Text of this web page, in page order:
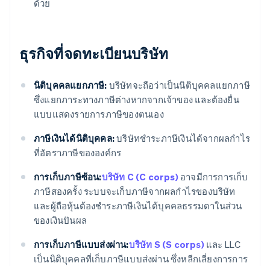
ด้วย
ธุรกิจที่จดทะเบียนบริษัท
นิติบุคคลแยกภาษี: บริษัทจะถือว่าเป็นนิติบุคคลแยกภาษี
ซึ่งแยกภาระทางภาษีต่างหากจากเจ้าของ และต้องยื่น
แบบแสดงรายการภาษีของตนเอง
ภาษีเงินได้นิติบุคคล:บริษัทชำระภาษีเงินได้จากผลกําไร
ที่อัตราภาษีขององค์กร
การเก็บภาษีซ้อน:บริษัท C (C corps)อาจมีการการเก็บ
ภาษีสองครั้ง ระบบจะเก็บภาษีจากผลกําไรของบริษัท
และผู้ถือหุ้นต้องชำระภาษีเงินได้บุคคลธรรมดาในส่วน
ของเงินปันผล
การเก็บภาษีแบบส่งผ่าน:บริษัท S (S corps)และ LLC
เป็นนิติบุคคลที่เก็บภาษีแบบส่งผ่าน ซึ่งหลีกเลี่ยงการการ